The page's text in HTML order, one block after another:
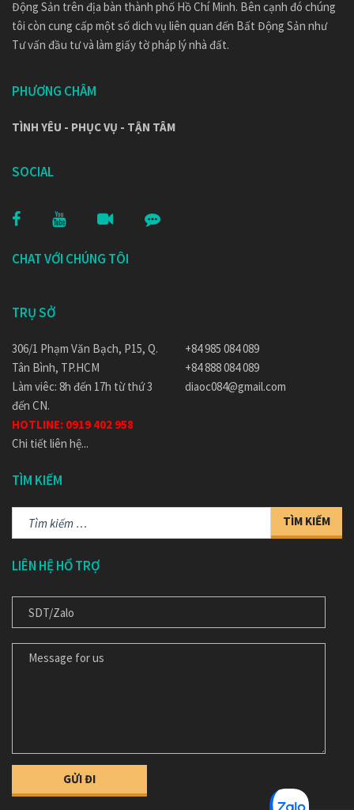
Động Sản trên địa bàn thành phố Hồ Chí Minh. Bên cạnh đó chúng
tôi còn cung cấp một số dich vụ liên quan đến Bất Động Sản như
Tư vấn đầu tư và làm giấy tờ pháp lý nhà đất.
PHƯƠNG CHÂM
TÌNH YÊU - PHỤC VỤ - TẬN TÂM
SOCIAL
CHAT VỚI CHÚNG TÔI
TRỤ SỞ
306/1 Phạm Văn Bạch, P15, Q.
Tân Bình, TP.HCM
Làm viêc: 8h đến 17h từ thứ 3
đến CN.
+84 985 084 089
+84 888 084 089
diaoc084@gmail.com
HOTLINE: 0919 402 958
Chi tiết liên hệ...
TÌM KIẾM
Tìm
kiếm
LIÊN HỆ HỔ TRỢ
ĐT/ ZALO
MESSAGE FOR US/ NỘI DỤNG TƯ VẤN